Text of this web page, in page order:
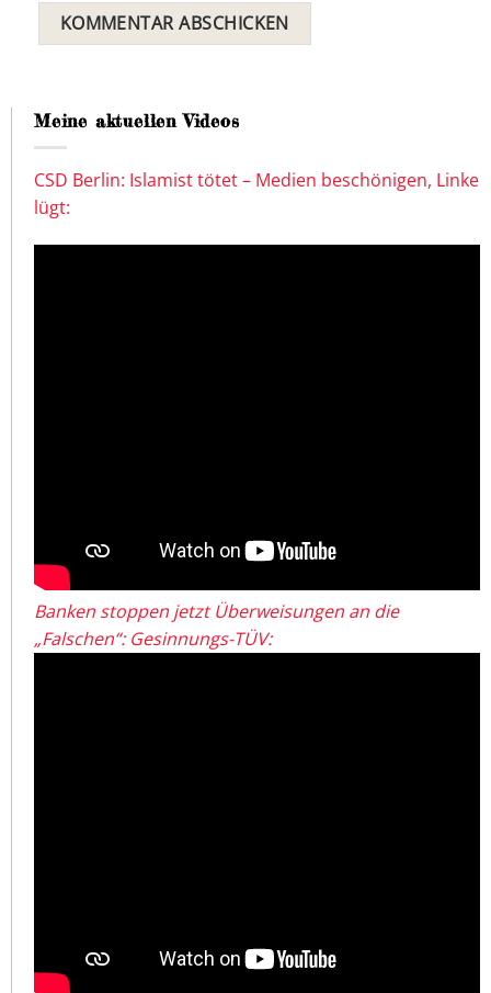
Meine aktuellen Videos
CSD Berlin: Islamist tötet – Medien beschönigen, Linke
lügt:
Banken stoppen jetzt Überweisungen an die
„Falschen“: Gesinnungs-TÜV: